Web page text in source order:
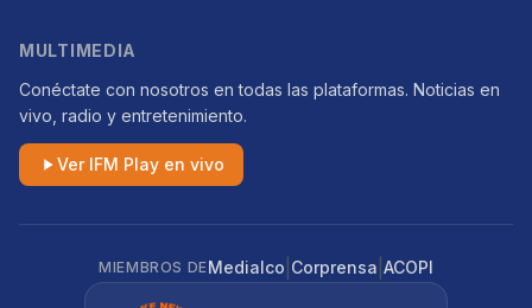
MULTIMEDIA
Conéctate con nosotros en todas las plataformas. Noticias en
vivo, radio y entretenimiento.
Ver IFM Play en vivo
MIEMBROS DEMedialco Corprensa ACOPI